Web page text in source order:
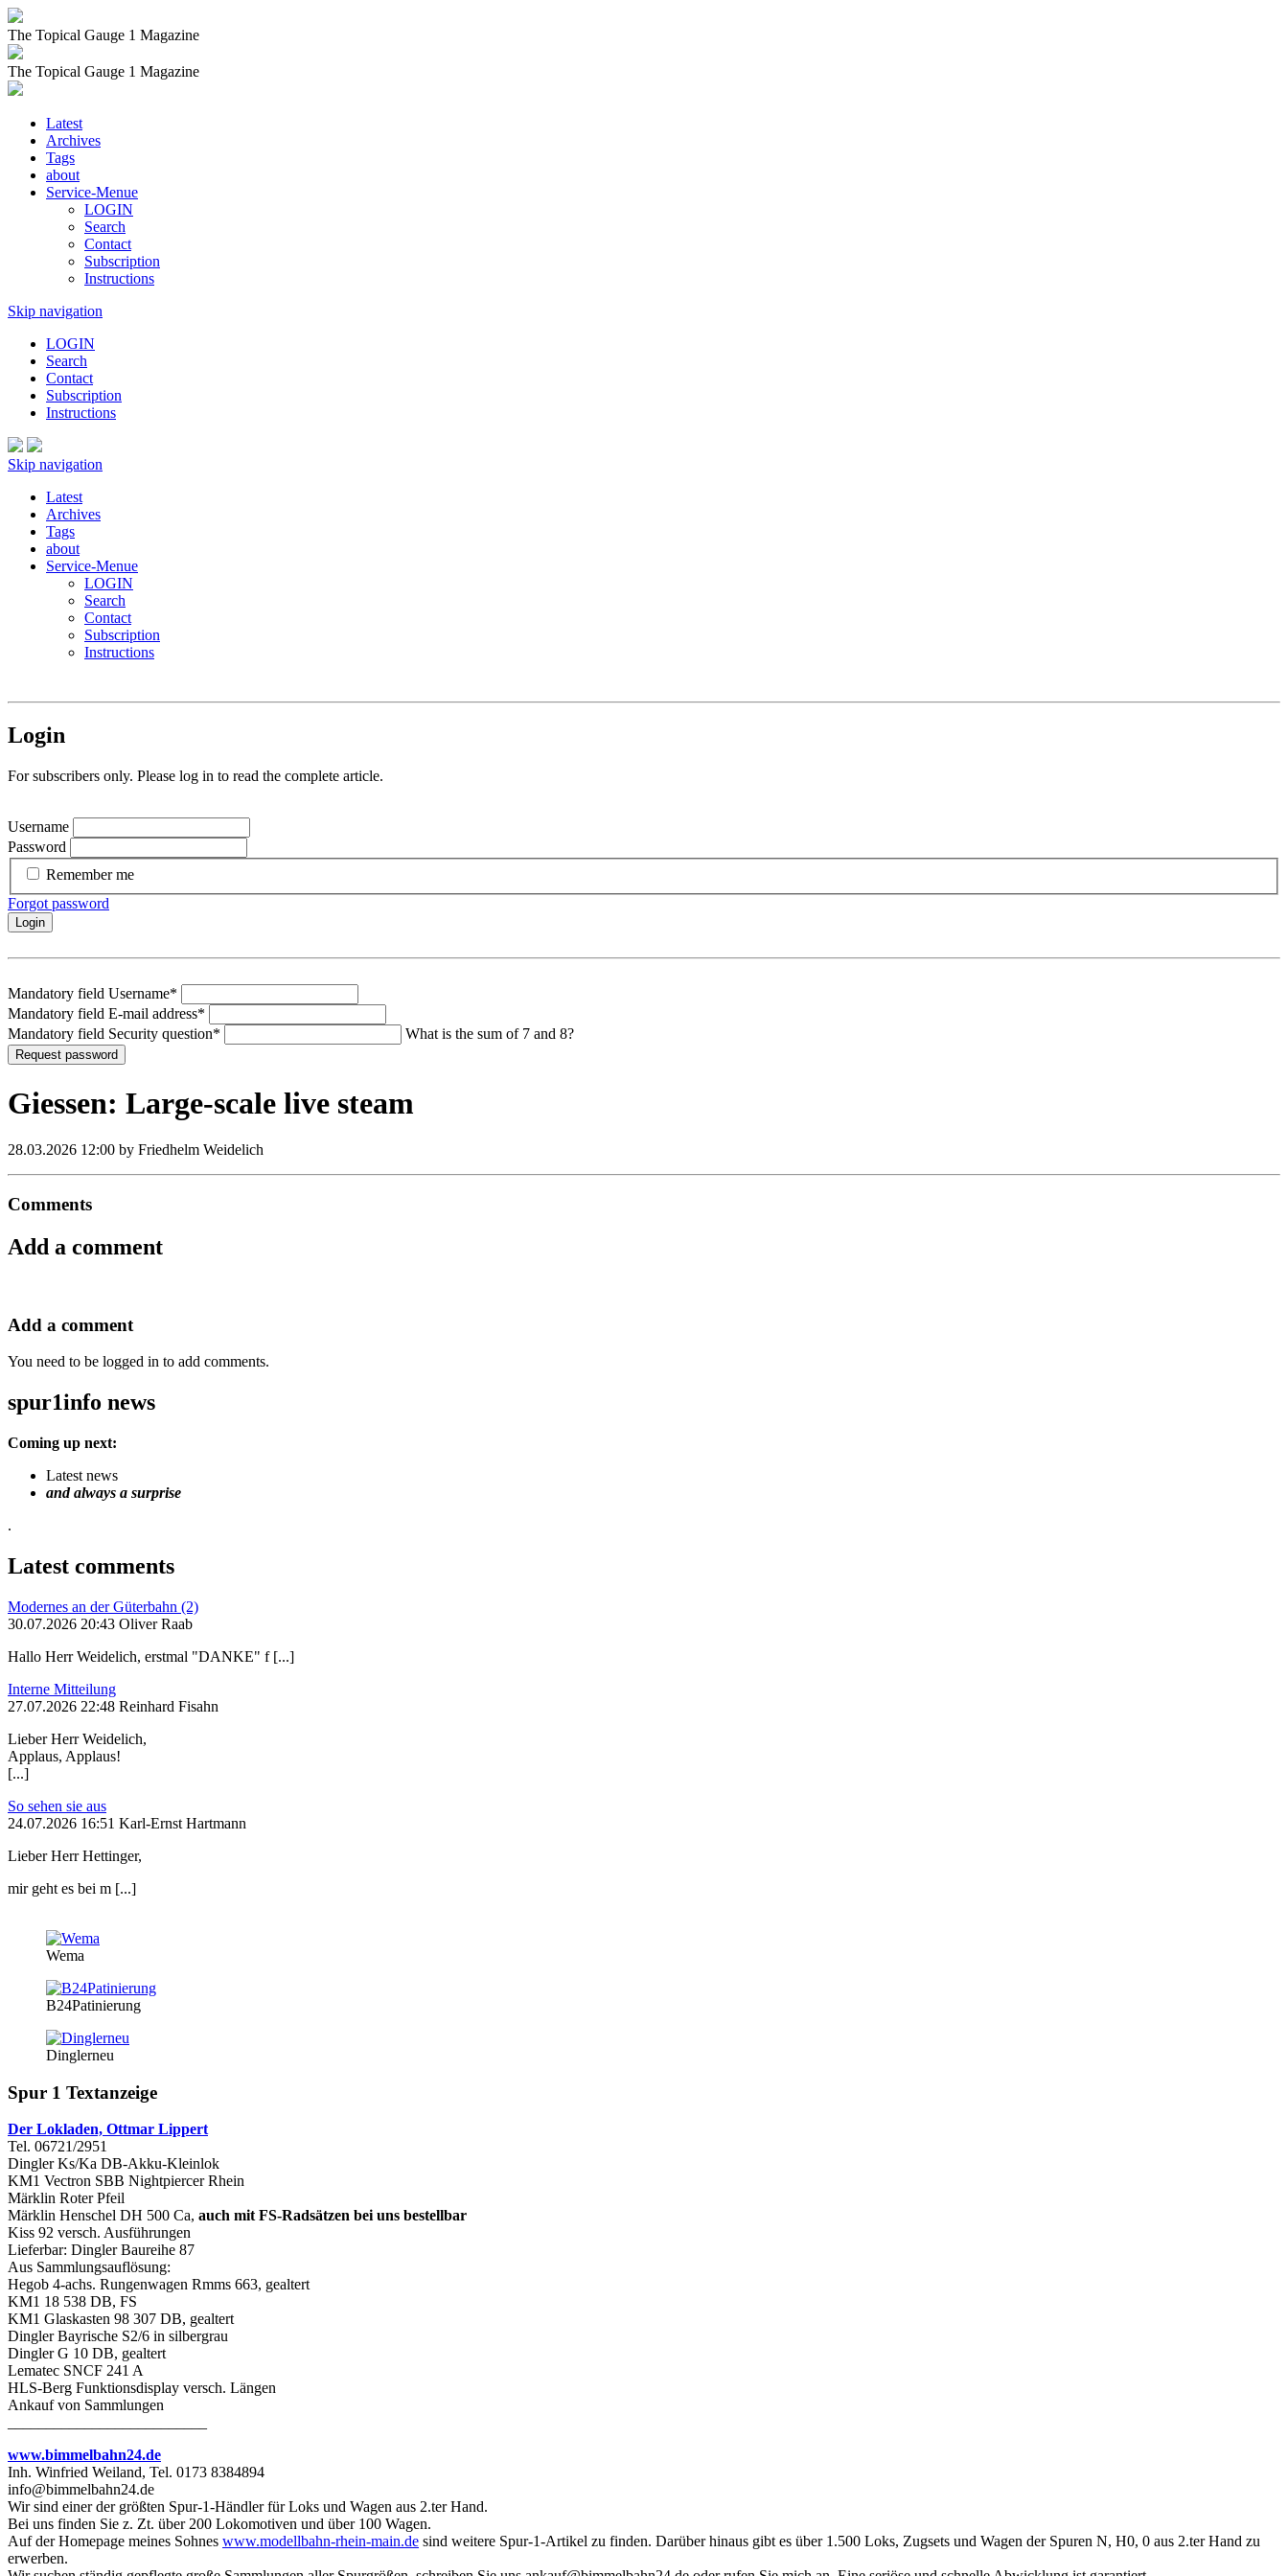
The Topical Gauge 1 Magazine
The Topical Gauge 1 Magazine
Latest
Archives
Tags
about
Service-Menue
LOGIN
Search
Contact
Subscription
Instructions
Skip navigation
LOGIN
Search
Contact
Subscription
Instructions
Skip navigation
Latest
Archives
Tags
about
Service-Menue
LOGIN
Search
Contact
Subscription
Instructions
Login
For subscribers only. Please log in to read the complete article.
Username
Password
Remember me
Forgot password
Login
Mandatory field Username*
Mandatory field E-mail address*
Mandatory field Security question* What is the sum of 7 and 8?
Request password
Giessen: Large-scale live steam
28.03.2026 12:00 by Friedhelm Weidelich
Comments
Add a comment
Add a comment
You need to be logged in to add comments.
spur1info news
Coming up next:
Latest news
and always a surprise
.
Latest comments
Modernes an der Güterbahn (2)
30.07.2026 20:43 Oliver Raab
Hallo Herr Weidelich, erstmal "DANKE" f [...]
Interne Mitteilung
27.07.2026 22:48 Reinhard Fisahn
Lieber Herr Weidelich,
Applaus, Applaus!
[...]
So sehen sie aus
24.07.2026 16:51 Karl-Ernst Hartmann
Lieber Herr Hettinger,
mir geht es bei m [...]
Wema
B24Patinierung
Dinglerneu
Spur 1 Textanzeige
Der Lokladen, Ottmar Lippert
Tel. 06721/2951
Dingler Ks/Ka DB-Akku-Kleinlok
KM1 Vectron SBB Nightpiercer Rhein
Märklin Roter Pfeil
Märklin Henschel DH 500 Ca, auch mit FS-Radsätzen bei uns bestellbar
Kiss 92 versch. Ausführungen
Lieferbar: Dingler Baureihe 87
Aus Sammlungsauflösung:
Hegob 4-achs. Rungenwagen Rmms 663, gealtert
KM1 18 538 DB, FS
KM1 Glaskasten 98 307 DB, gealtert
Dingler Bayrische S2/6 in silbergrau
Dingler G 10 DB, gealtert
Lematec SNCF 241 A
HLS-Berg Funktionsdisplay versch. Längen
Ankauf von Sammlungen
www.bimmelbahn24.de
Inh. Winfried Weiland, Tel. 0173 8384894
info@bimmelbahn24.de
Wir sind einer der größten Spur-1-Händler für Loks und Wagen aus 2.ter Hand.
Bei uns finden Sie z. Zt. über 200 Lokomotiven und über 100 Wagen.
Auf der Homepage meines Sohnes www.modellbahn-rhein-main.de sind weitere Spur-1-Artikel zu finden. Darüber hinaus gibt es über 1.500 Loks, Zugsets und Wagen der Spuren N, H0, 0 aus 2.ter Hand zu
erwerben.